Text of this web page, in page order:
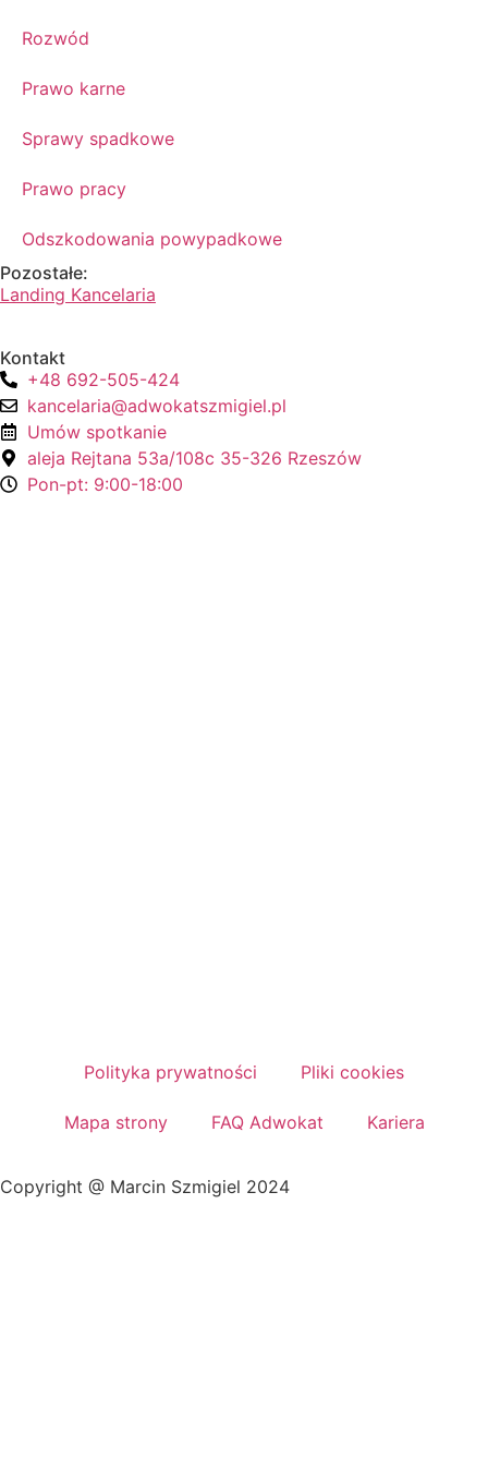
Rozwód
Prawo karne
Sprawy spadkowe
Prawo pracy
Odszkodowania powypadkowe
Pozostałe:
Landing Kancelaria
Kontakt
+48 692-505-424
kancelaria@adwokatszmigiel.pl
Umów spotkanie
aleja Rejtana 53a/108c 35-326 Rzeszów
Pon-pt: 9:00-18:00
Polityka prywatności Pliki cookies
Mapa strony FAQ Adwokat Kariera
Copyright @ Marcin Szmigiel 2024